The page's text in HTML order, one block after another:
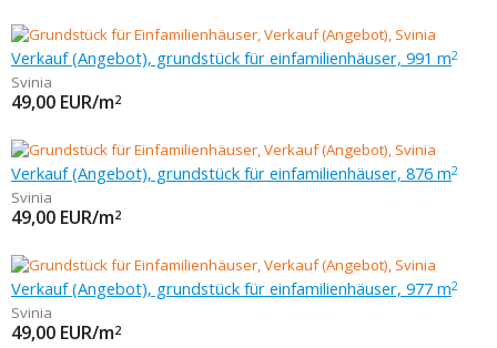
Verkauf (Angebot), grundstück für einfamilienhäuser, 991 m2
Svinia
49,00 EUR/m2
Verkauf (Angebot), grundstück für einfamilienhäuser, 876 m2
Svinia
49,00 EUR/m2
Verkauf (Angebot), grundstück für einfamilienhäuser, 977 m2
Svinia
49,00 EUR/m2